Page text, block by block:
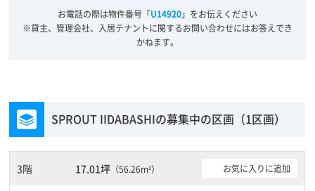
お電話の際は物件番号「U14920」をお伝えください
※貸主、管理会社、入居テナントに関するお問い合わせにはお答えでき
かねます。
SPROUT IIDABASHIの募集中の区画（1区画）
3階 17.01坪（56.26m²） お気に入りに追加